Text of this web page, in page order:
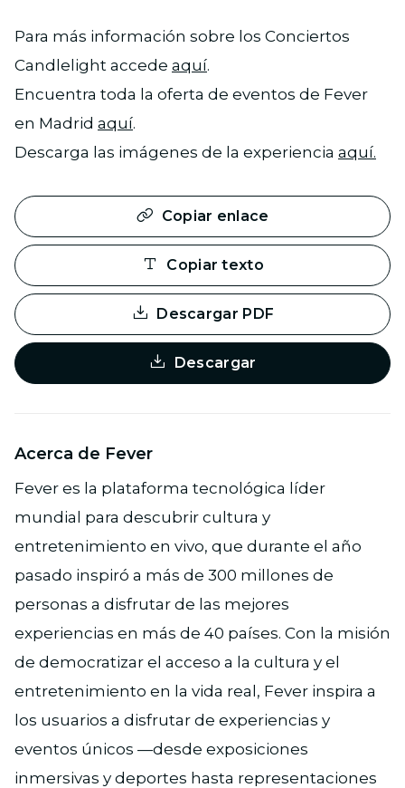
Para más información sobre los Conciertos
Candlelight accede aquí.
Encuentra toda la oferta de eventos de Fever
en Madrid aquí.
Descarga las imágenes de la experiencia aquí.
Copiar enlace
Copiar texto
Descargar PDF
Descargar
Acerca de Fever
Fever es la plataforma tecnológica líder
mundial para descubrir cultura y
entretenimiento en vivo, que durante el año
pasado inspiró a más de 300 millones de
personas a disfrutar de las mejores
experiencias en más de 40 países. Con la misión
de democratizar el acceso a la cultura y el
entretenimiento en la vida real, Fever inspira a
los usuarios a disfrutar de experiencias y
eventos únicos —desde exposiciones
inmersivas y deportes hasta representaciones